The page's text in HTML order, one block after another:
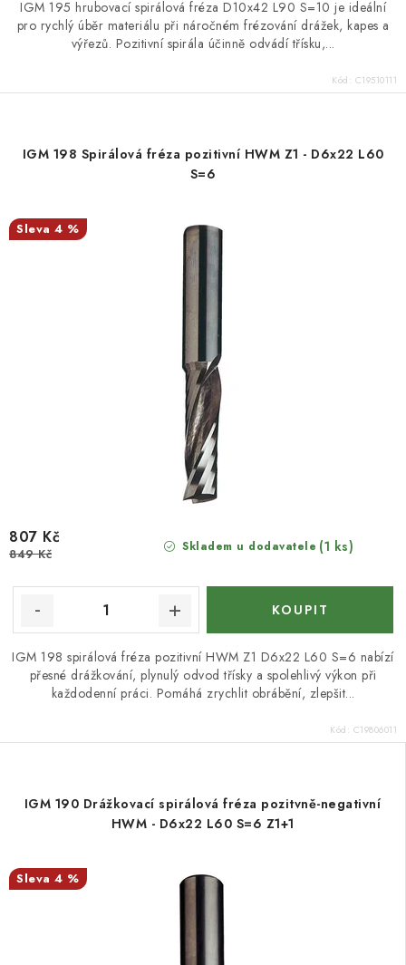
IGM 195 hrubovací spirálová fréza D10x42 L90 S=10 je ideální
pro rychlý úběr materiálu při náročném frézování drážek, kapes a
výřezů. Pozitivní spirála účinně odvádí třísku,...
Kód: C19510111
IGM 198 Spirálová fréza pozitivní HWM Z1 - D6x22 L60
S=6
4 %
Skladem u dodavatele (1 ks)
807 Kč
849 Kč
IGM 198 spirálová fréza pozitivní HWM Z1 D6x22 L60 S=6 nabízí
přesné drážkování, plynulý odvod třísky a spolehlivý výkon při
každodenní práci. Pomáhá zrychlit obrábění, zlepšit...
Kód: C19806011
IGM 190 Drážkovací spirálová fréza pozitvně-negativní
HWM - D6x22 L60 S=6 Z1+1
4 %